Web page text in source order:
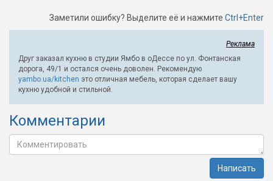
Заметили ошибку? Выделите её и нажмите Ctrl+Enter
Реклама
Друг заказал кухню в студии Ямбо в оДессе по ул. Фонтанская
дорога, 49/1 и остался очень доволен. Рекомендую
yambo.ua/kitchen это отличная мебель, которая сделает вашу
кухню удобной и стильной.
Комментарии
Написать